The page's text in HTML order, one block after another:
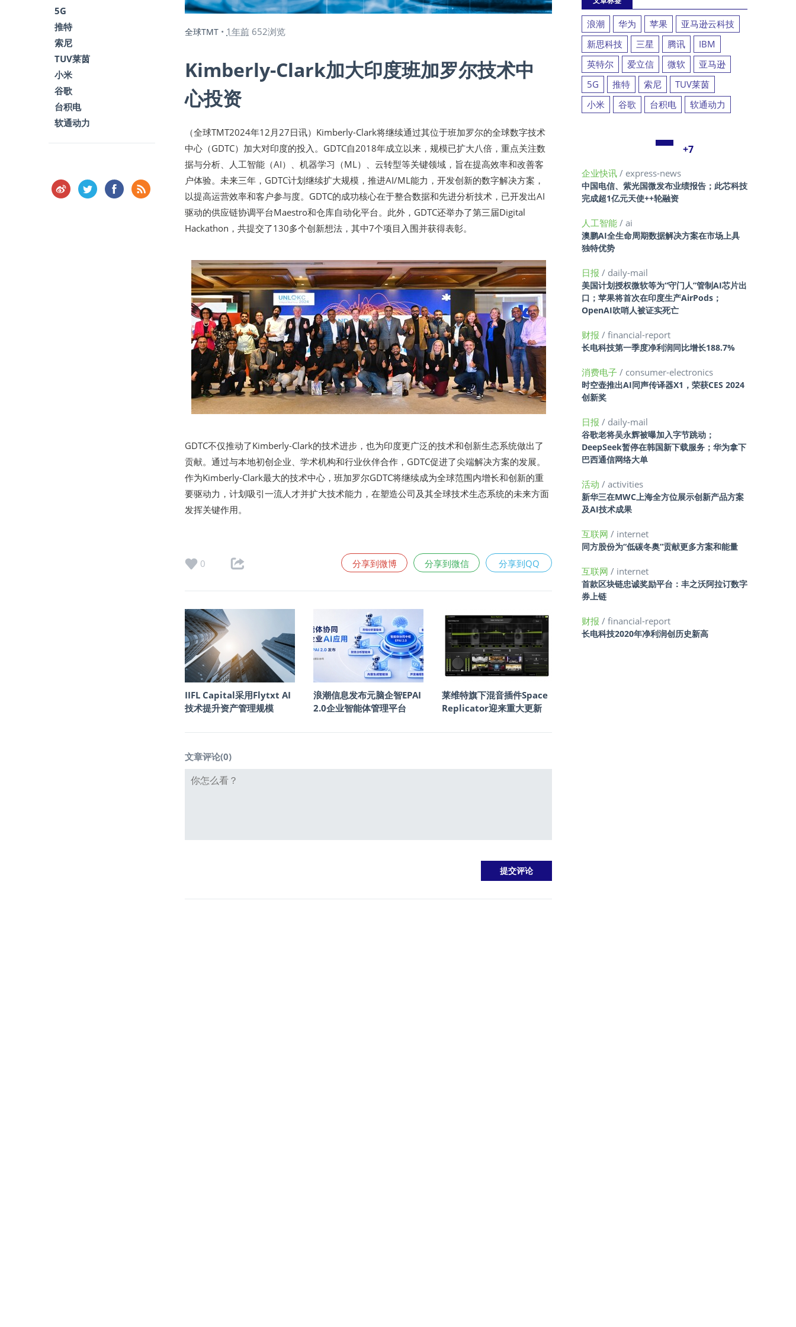
全球TMT • 1年前 652浏览
Kimberly-Clark加大印度班加罗尔技术中
心投资
（全球TMT2024年12月27日讯）Kimberly-Clark将继续通过其位于班加罗尔的全球数字技术
中心（GDTC）加大对印度的投入。GDTC自2018年成立以来，规模已扩大八倍，重点关注数
据与分析、人工智能（AI）、机器学习（ML）、云转型等关键领域，旨在提高效率和改善客
户体验。未来三年，GDTC计划继续扩大规模，推进AI/ML能力，开发创新的数字解决方案，
以提高运营效率和客户参与度。GDTC的成功核心在于整合数据和先进分析技术，已开发出AI
驱动的供应链协调平台Maestro和仓库自动化平台。此外，GDTC还举办了第三届Digital
Hackathon，共提交了130多个创新想法，其中7个项目入围并获得表彰。
GDTC不仅推动了Kimberly-Clark的技术进步，也为印度更广泛的技术和创新生态系统做出了
贡献。通过与本地初创企业、学术机构和行业伙伴合作，GDTC促进了尖端解决方案的发展。
作为Kimberly-Clark最大的技术中心，班加罗尔GDTC将继续成为全球范围内增长和创新的重
要驱动力，计划吸引一流人才并扩大技术能力，在塑造公司及其全球技术生态系统的未来方面
发挥关键作用。
0 分享到微博 分享到微信 分享到QQ
IIFL Capital采用Flytxt AI
技术提升资产管理规模
浪潮信息发布元脑企智EPAI
2.0企业智能体管理平台
莱维特旗下混音插件Space
Replicator迎来重大更新
文章评论(0)
5G
推特
索尼
TUV莱茵
小米
谷歌
台积电
软通动力
浪潮 华为 苹果
亚马逊云科技
新思科技
三星 腾讯
IBM
英特尔
爱立信 微软
亚马逊
5G
推特 索尼
TUV莱茵
小米
谷歌 台积电 软通动力
+7
企业快讯 / express-news
中国电信、紫光国微发布业绩报告；此芯科技
完成超1亿元天使++轮融资
人工智能 / ai
澳鹏AI全生命周期数据解决方案在市场上具
独特优势
日报 / daily-mail
美国计划授权微软等为“守门人”管制AI芯片出
口；苹果将首次在印度生产AirPods；
OpenAI吹哨人被证实死亡
财报 / financial-report
长电科技第一季度净利润同比增长188.7%
消费电子 / consumer-electronics
时空壶推出AI同声传译器X1，荣获CES 2024
创新奖
日报 / daily-mail
谷歌老将吴永辉被曝加入字节跳动；
DeepSeek暂停在韩国新下载服务；华为拿下
巴西通信网络大单
活动 / activities
新华三在MWC上海全方位展示创新产品方案
及AI技术成果
互联网 / internet
同方股份为“低碳冬奥”贡献更多方案和能量
互联网 / internet
首款区块链忠诚奖励平台：丰之沃阿拉订数字
券上链
财报 / financial-report
长电科技2020年净利润创历史新高